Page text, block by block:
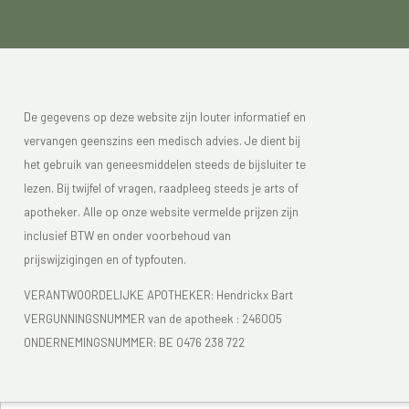
oorzaken. Hoofdpijn of migraine gaat bij veel vrouwen
menstruatie vaak last had van migraine is de kans
groot dat je ook rond de menopauze hiervoor
gevoeliger zal zijn.
Pijn in de spieren
verzwakken de spieren met als gevolg dat je last kunt
krijgen van spierpijnen, vooral in de benen, voeten en
schouders. Ook de bekkenbodemspieren verzwakken
urine te verliezen.
De gegevens op deze website zijn louter informatief en
vervangen geenszins een medisch advies. Je dient bij
het gebruik van geneesmiddelen steeds de bijsluiter te
lezen. Bij twijfel of vragen, raadpleeg steeds je arts of
apotheker. Alle op onze website vermelde prijzen zijn
inclusief BTW en onder voorbehoud van
prijswijzigingen en of typfouten.
VERANTWOORDELIJKE APOTHEKER: Hendrickx Bart
VERGUNNINGSNUMMER van de apotheek : 246005
ONDERNEMINGSNUMMER: BE 0476 238 722